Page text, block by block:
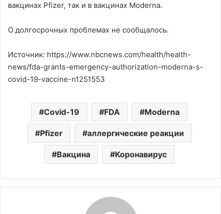
вакцинах Pfizer, так и в вакцинах Moderna.
О долгосрочных проблемах не сообщалось.
Источник: https://www.nbcnews.com/health/health-
news/fda-grants-emergency-authorization-moderna-s-
covid-19-vaccine-n1251553
Covid-19 FDA Moderna
Pfizer аллергические реакции
Вакцина Коронавирус